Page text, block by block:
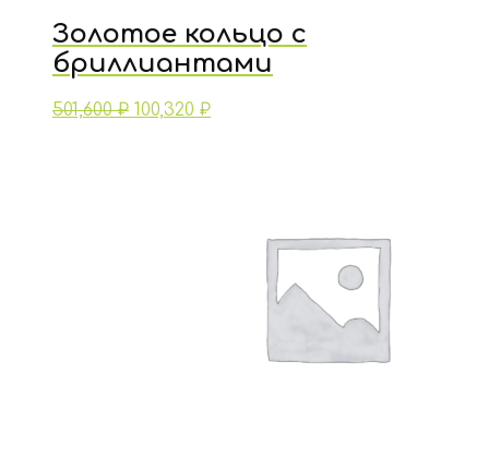
Золотое кольцо с
бриллиантами
501,600₽ 100,320 ₽